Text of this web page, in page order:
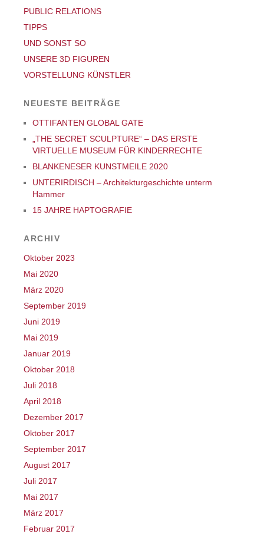
PUBLIC RELATIONS
TIPPS
UND SONST SO
UNSERE 3D FIGUREN
VORSTELLUNG KÜNSTLER
NEUESTE BEITRÄGE
OTTIFANTEN GLOBAL GATE
„THE SECRET SCULPTURE“ – DAS ERSTE
VIRTUELLE MUSEUM FÜR KINDERRECHTE
BLANKENESER KUNSTMEILE 2020
UNTERIRDISCH – Architekturgeschichte unterm
Hammer
15 JAHRE HAPTOGRAFIE
ARCHIV
Oktober 2023
Mai 2020
März 2020
September 2019
Juni 2019
Mai 2019
Januar 2019
Oktober 2018
Juli 2018
April 2018
Dezember 2017
Oktober 2017
September 2017
August 2017
Juli 2017
Mai 2017
März 2017
Februar 2017